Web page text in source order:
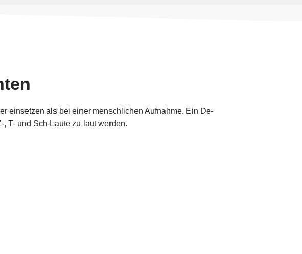
einsetzen als bei einer menschlichen Aufnahme. Ein De-
T- und Sch-Laute zu laut werden.